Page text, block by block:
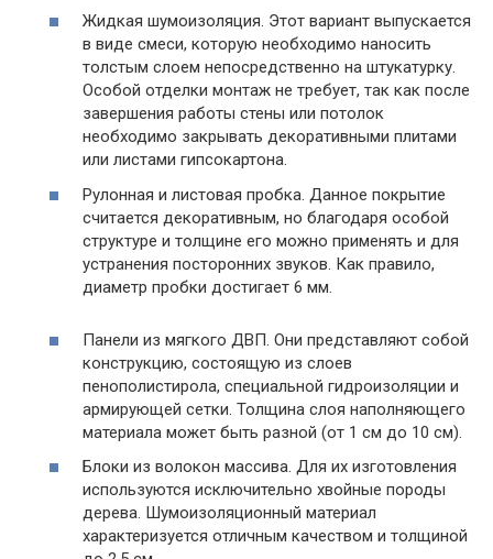
Жидкая шумоизоляция. Этот вариант выпускается
в виде смеси, которую необходимо наносить
толстым слоем непосредственно на штукатурку.
Особой отделки монтаж не требует, так как после
завершения работы стены или потолок
необходимо закрывать декоративными плитами
или листами гипсокартона.
Рулонная и листовая пробка. Данное покрытие
считается декоративным, но благодаря особой
структуре и толщине его можно применять и для
устранения посторонних звуков. Как правило,
диаметр пробки достигает 6 мм.
Панели из мягкого ДВП. Они представляют собой
конструкцию, состоящую из слоев
пенополистирола, специальной гидроизоляции и
армирующей сетки. Толщина слоя наполняющего
материала может быть разной (от 1 см до 10 см).
Блоки из волокон массива. Для их изготовления
используются исключительно хвойные породы
дерева. Шумоизоляционный материал
характеризуется отличным качеством и толщиной